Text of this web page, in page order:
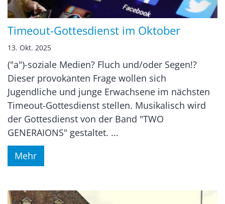
Timeout-Gottesdienst im Oktober
13. Okt. 2025
("a")-soziale Medien? Fluch und/oder Segen!?
Dieser provokanten Frage wollen sich
Jugendliche und junge Erwachsene im nächsten
Timeout-Gottesdienst stellen. Musikalisch wird
der Gottesdienst von der Band "TWO
GENERAIONS" gestaltet. ...
Mehr